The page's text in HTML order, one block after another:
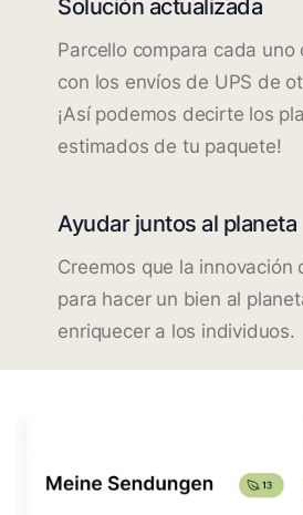
Solución actualizada
Parcello compara cada uno
con los envíos de UPS de
¡Así podemos decirte los
estimados de tu paquete!
Ayudar juntos al planeta
Creemos que la innovación
para hacer un bien al
enriquecer a los individuos.